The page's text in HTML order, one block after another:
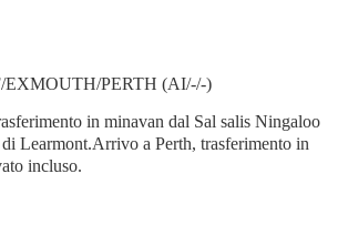
PERTH (AI/-/-)
in minavan dal Sal salis Ningaloo
Learmont.Arrivo a Perth, trasferimento in
incluso.